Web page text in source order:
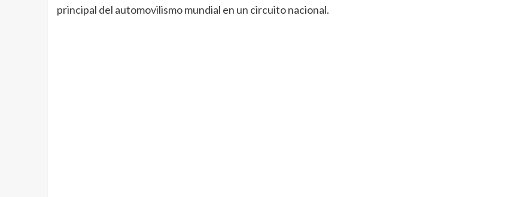
principal del automovilismo mundial en un circuito nacional.